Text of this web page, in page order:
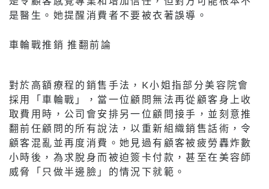
是醫生。她提醒消費者不要被衣著誤導。
車輪戰推銷 推翻前論
對於高額療程的銷售手法，K小姐指部分美容院會
採用「車輪戰」，當一位顧問無法再從顧客身上收
取費用時，公司會安排另一位顧問接手，並刻意推
翻前任顧問的所有說法，以重新組織銷售話術，令
顧客混亂並再度消費。她見過有顧客被疲勞轟炸數
小時後，為求脫身而被迫簽卡付款，甚至在美容師
威脅「只做半邊臉」的情況下就範。